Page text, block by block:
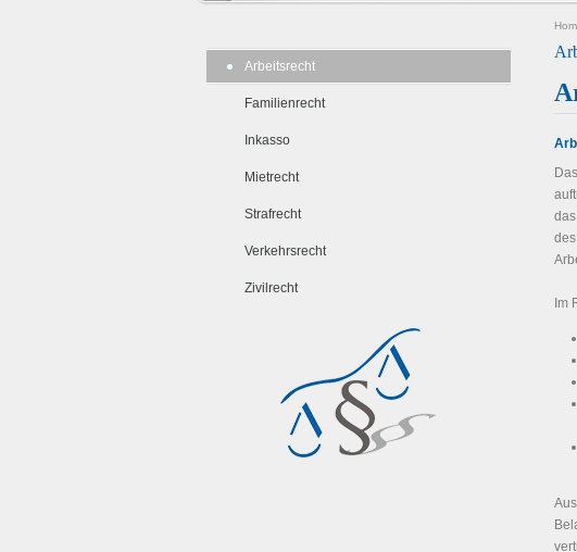
Arbeitsrecht
Familienrecht
Inkasso
Mietrecht
Strafrecht
Verkehrsrecht
Zivilrecht
Das
das
Im